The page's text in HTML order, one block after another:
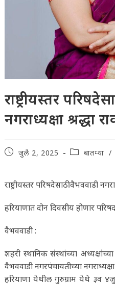
राष्ट्रीयस्तर
नगराध्यक्षा श्रद्धा
Postजुलै 2, 2025
Postबातम्या /
राष्ट्रीयस्तर परिषदेसाठी वैभववाडी
हरियाणात दोन दिवसीय होणार
वैभववाडी :
शहरी स्थानिक संस्थांच्या अध्यक्षांच्या
वैभववाडी नगरपंचायतीच्या
हरियाणा येथील गुरुग्राम येथे ३व